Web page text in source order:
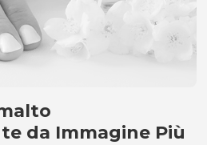
da Immagine Più